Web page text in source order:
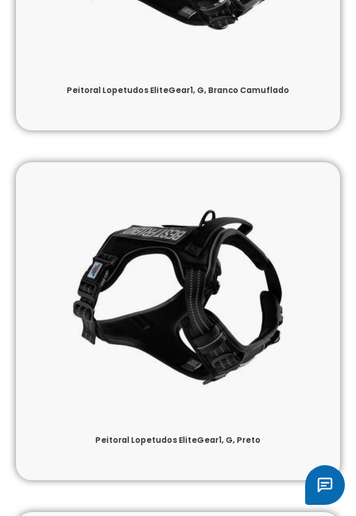
Peitoral Lopetudos EliteGear1, G, Branco Camuflado
Peitoral Lopetudos EliteGear1, G, Preto